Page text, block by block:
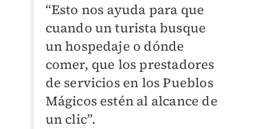
“Esto nos ayuda para que
cuando un turista busque
un hospedaje o dónde
comer, que los prestadores
de servicios en los Pueblos
Mágicos estén al alcance de
un clic”.